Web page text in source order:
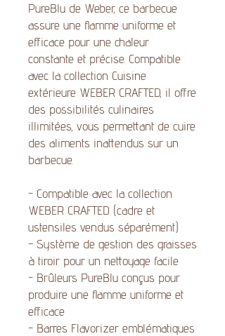
PureBlu de Weber, ce barbecue
assure une flamme uniforme et
efficace pour une chaleur
constante et précise. Compatible
avec la collection Cuisine
extérieure WEBER CRAFTED, il offre
des possibilités culinaires
illimitées, vous permettant de cuire
des aliments inattendus sur un
barbecue.
- Compatible avec la collection
WEBER CRAFTED (cadre et
ustensiles vendus séparément)
- Système de gestion des graisses
à tiroir pour un nettoyage facile
- Brûleurs PureBlu conçus pour
produire une flamme uniforme et
efficace
- Barres Flavorizer emblématiques